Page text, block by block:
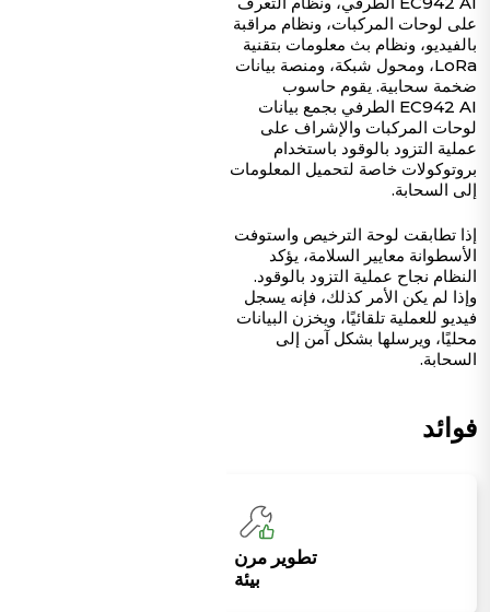
على لوحات المركبات، ونظام مراقبة
بالفيديو، ونظام بث معلومات بتقنية
LoRa، ومحول شبكة، ومنصة بيانات
ضخمة سحابية. يقوم حاسوب
EC942 AI الطرفي بجمع بيانات
لوحات المركبات والإشراف على
عملية التزود بالوقود باستخدام
بروتوكولات خاصة لتحميل المعلومات
إلى السحابة.
إذا تطابقت لوحة الترخيص واستوفت
الأسطوانة معايير السلامة، يؤكد
النظام نجاح عملية التزود بالوقود.
وإذا لم يكن الأمر كذلك، فإنه يسجل
فيديو للعملية تلقائيًا، ويخزن البيانات
محليًا، ويرسلها بشكل آمن إلى
السحابة.
فوائد
تطوير مرن
بيئة